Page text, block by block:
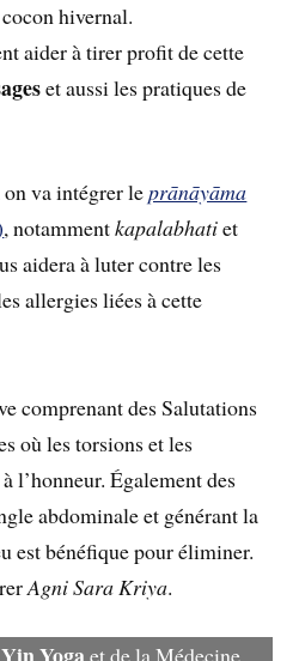
hivernal.
aider à tirer profit de cette
et aussi les pratiques de
on va intégrer leprānāyāma
, notammentkapalabhatiet
aidera à luter contre les
allergies liées à cette
comprenant des Salutations
où les torsions et les
l’honneur. Également des
abdominale et générant la
est bénéfique pour éliminer.
Agni Sara Kriya.
Yin Yogaet de la Médecine